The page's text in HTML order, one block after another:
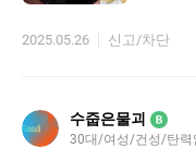
21-22 사이의 웜톤인 저
광채가 살짝 돌면서 커버
2025.05.26 신고/차단
수줍은물괴 B
30대/여성/건성/탄력